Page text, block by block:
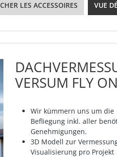
LES ACCESSOIRES VUE
VERSUM FLY
Wir kümmern uns um die
Befliegung inkl. aller
Genehmigungen.
3D Modell zur
Visualisierung pro Projekt